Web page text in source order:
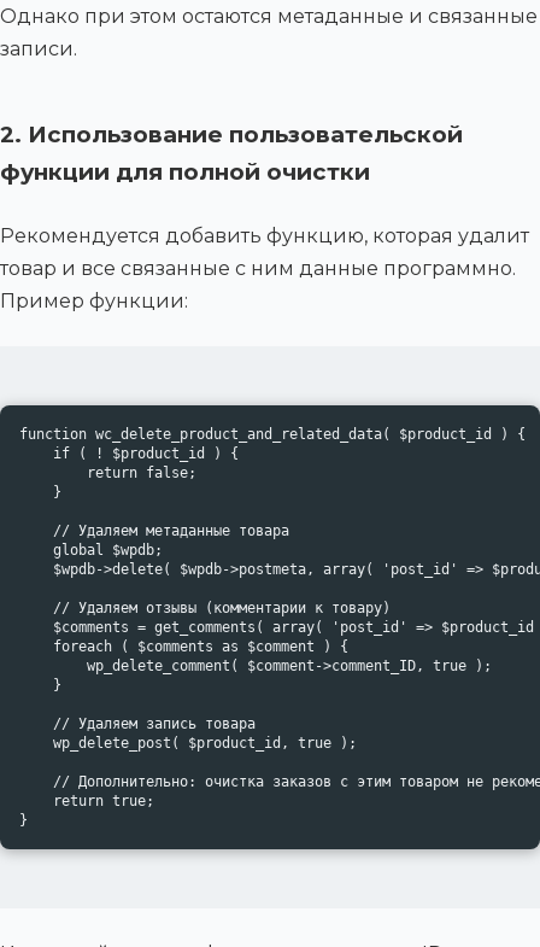
Однако при этом остаются метаданные и связанные
записи.
2. Использование пользовательской
функции для полной очистки
Рекомендуется добавить функцию, которая удалит
товар и все связанные с ним данные программно.
Пример функции:
function wc_delete_product_and_related_data( $product_id ) {
    if ( ! $product_id ) {
        return false;
    }
    // Удаляем метаданные товара
    global $wpdb;
$wpdb->delete( $wpdb->postmeta, array( 'post_id' =>
    // Удаляем отзывы (комментарии к товару)
$comments = get_comments( array( 'post_id' => $product_id
    foreach ( $comments as $comment ) {
        wp_delete_comment( $comment->comment_ID, true );
    }
    // Удаляем запись товара
    wp_delete_post( $product_id, true );
// Дополнительно: очистка заказов с этим товаром не
    return true;
}